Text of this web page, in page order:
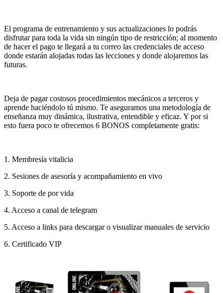
El programa de entrenamiento y sus actualizaciones lo podrás
disfrutar para toda la vida sin ningún tipo de restricción; al momento
de hacer el pago te llegará a tu correo las credenciales de acceso
donde estarán alojadas todas las lecciones y donde alojaremos las
futuras.
Deja de pagar costosos procedimientos mecánicos a terceros y
aprende haciéndolo tú mismo. Te aseguramos una metodología de
enseñanza muy dinámica, ilustrativa, entendible y eficaz. Y por si
esto fuera poco te ofrecemos 6 BONOS completamente gratis:
1. Membresía vitalicia
2. Sesiones de asesoría y acompañamiento en vivo
3. Soporte de por vida
4. Acceso a canal de telegram
5. Acceso a links para descargar o visualizar manuales de servicio
6. Certificado VIP